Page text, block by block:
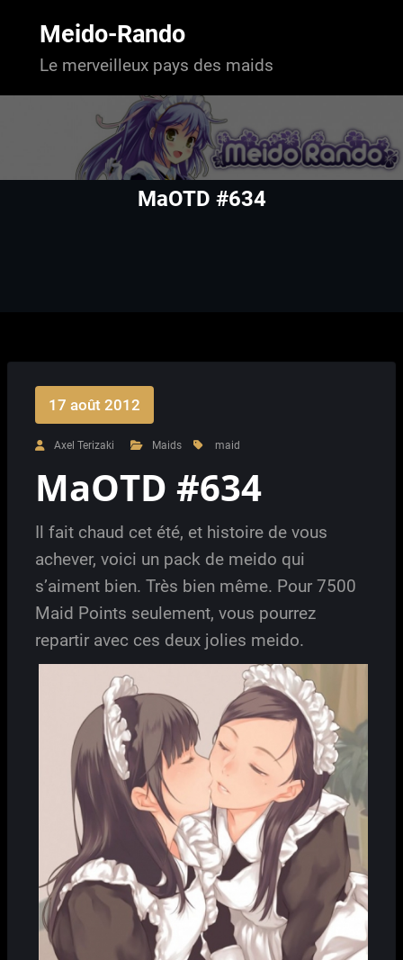
Meido-Rando
Le merveilleux pays des maids
MaOTD #634
17 août 2012
Axel Terizaki Maids maid
MaOTD #634
Il fait chaud cet été, et histoire de vous
achever, voici un pack de meido qui
s’aiment bien. Très bien même. Pour 7500
Maid Points seulement, vous pourrez
repartir avec ces deux jolies meido.